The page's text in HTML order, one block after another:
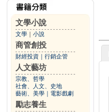
文學小說
文學 小說
商管創投
財經投資 行銷企管
人文藝坊
宗教、哲學
社會、人文、史地
藝術、美學
電影戲劇
勵志養生